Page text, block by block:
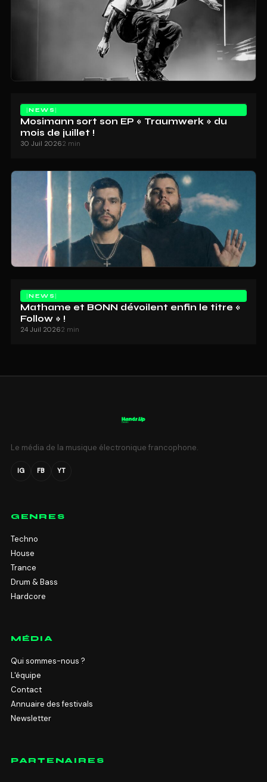
NEWS
Mosimann sort son EP « Traumwerk » du
mois de juillet !
30 Juil 20262 min
NEWS
Mathame et BONN dévoilent enfin le titre «
Follow » !
24 Juil 20262 min
Le média de la musique électronique francophone.
IG FB YT
GENRES
Techno
House
Trance
Drum & Bass
Hardcore
MÉDIA
Qui sommes-nous ?
L'équipe
Contact
Annuaire des festivals
Newsletter
PARTENAIRES